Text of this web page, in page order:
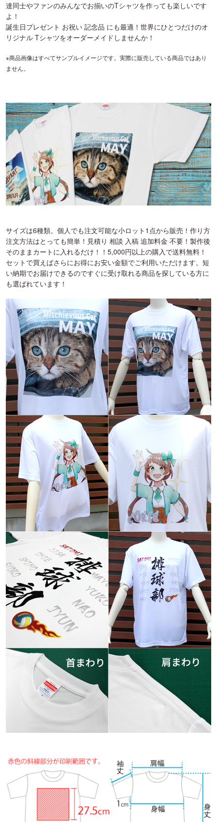
達同士やファンのみんなでお揃いのTシャツを作っても楽しいです
よ！
誕生日プレゼント お祝い 記念品 にも最適！世界にひとつだけのオ
リジナル Tシャツをオーダーメイドしませんか！
※商品画像はすべてサンプルイメージです。実際に販売している商品ではあり
ません。
サイズは6種類。個人でも注文可能な小ロット1点から販売！作り方
注文方法はとっても簡単！見積り 相談 入稿 追加料金 不要！製作後
そのままカートに入れるだけ！！5,000円以上の購入で送料無料！
セットで買えばさらにお得にお安い金額でご利用いただけます。短
い納期でお届けできるのですぐに受け取れる商品を探している方に
も選ばれています！